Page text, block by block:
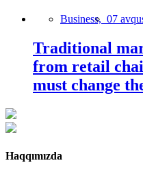
Business, 07
Traditional
from retail
must change
Haqqımızda